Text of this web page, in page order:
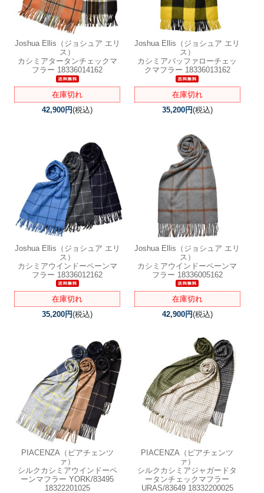
Joshua Ellis（ジョシュア エリ
ス）
カシミアタータンチェックマ
フラー 18336014162
在庫切れ
42,900円(税込)
Joshua Ellis（ジョシュア エリ
ス）
カシミアバッファローチェッ
クマフラー 18336013162
在庫切れ
35,200円(税込)
Joshua Ellis（ジョシュア エリ
ス）
カシミアウインドーペーンマ
フラー 18336012162
在庫切れ
35,200円(税込)
Joshua Ellis（ジョシュア エリ
ス）
カシミアウインドーペーンマ
フラー 18336005162
在庫切れ
42,900円(税込)
PIACENZA（ピアチェンツ
ァ）
シルクカシミアウインドーペ
ーンマフラー YORK/83495
18322201025
PIACENZA（ピアチェンツ
ァ）
シルクカシミアジャガードタ
ータンチェックマフラー
URAS/83649 18332200025